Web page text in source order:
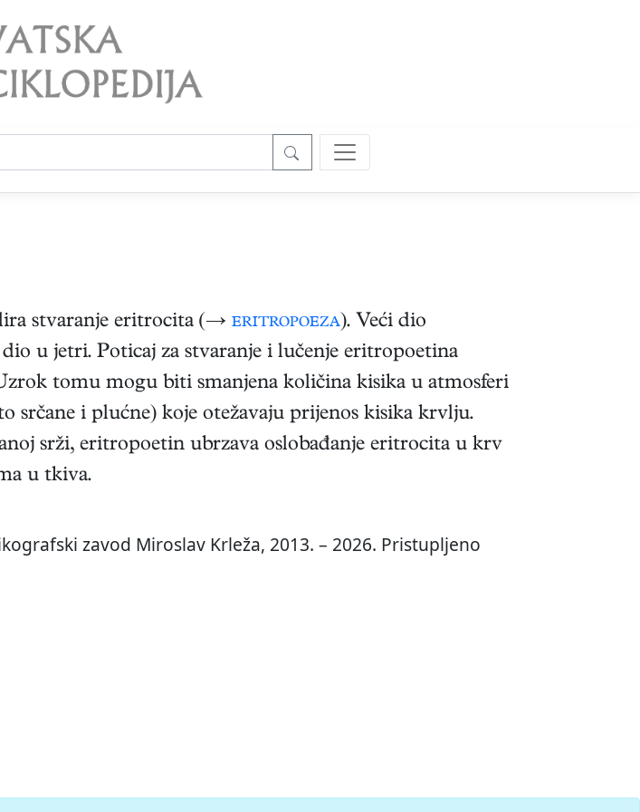
stvaranje eritrocita (→ eritropoeza). Veći dio
u jetri. Poticaj za stvaranje i lučenje eritropoetina
tomu mogu biti smanjena količina kisika u atmosferi
i plućne) koje otežavaju prijenos kisika krvlju.
srži, eritropoetin ubrzava oslobađanje eritrocita u krv
u tkiva.
zavod Miroslav Krleža, 2013. – 2026. Pristupljeno